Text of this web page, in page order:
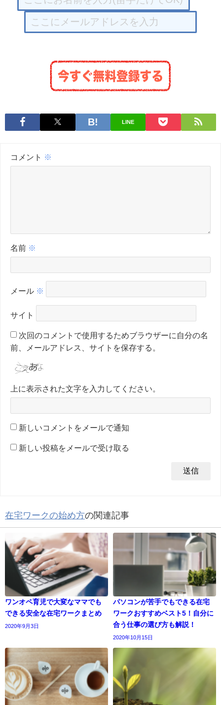
LINE
コメント ※
名前 ※
メール ※
サイト
次回のコメントで使用するためブラウザーに自分の名
前、メールアドレス、サイトを保存する。
上に表示された文字を入力してください。
新しいコメントをメールで通知
新しい投稿をメールで受け取る
在宅ワークの始め方の関連記事
ワンオペ育児で大変なママでも
できる安全な在宅ワークまとめ
2020年9月3日
パソコンが苦手でもできる在宅
ワークおすすめベスト5！自分に
合う仕事の選び方も解説！
2020年10月15日